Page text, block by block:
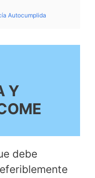
Autocumplida
Y
debe